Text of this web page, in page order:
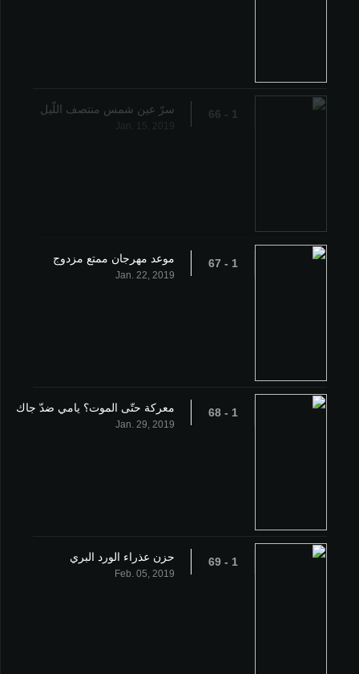
1 - 66 سرّ عين شمس منتصف اللّيل
1 - 67 موعد مهرجان ممتع مزدوج
Jan. 22, 2019
1 - 68 معركة حتّى الموت؟ يامي ضدّ جاك
Jan. 29, 2019
1 - 69 حزن عذراء الورد البري
Feb. 05, 2019